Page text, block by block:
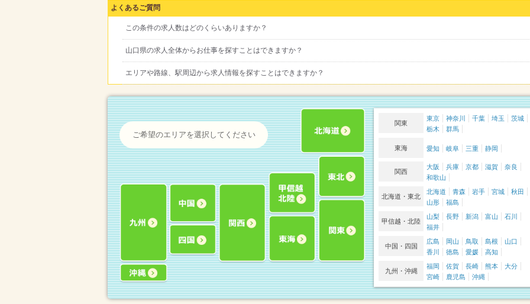
よくあるご質問
この条件の求人数はどのくらいありますか？
山口県の求人全体からお仕事を探すことはできますか？
エリアや路線、駅周辺から求人情報を探すことはできますか？
ご希望のエリアを選択してください
関東
東京 神奈川 千葉 埼玉
茨城
栃木
群馬
東海 愛知 岐阜 三重 静岡
関西
大阪 兵庫 京都 滋賀
奈良
和歌山
北海道・東北
北海道 青森 岩手 宮城
秋田
山形
福島
甲信越・北陸
山梨 長野 新潟 富山
石川
福井
中国・四国
広島 岡山 鳥取 島根
山口
香川
徳島 愛媛 高知
九州・沖縄
福岡 佐賀 長崎 熊本
大分
宮崎
鹿児島 沖縄